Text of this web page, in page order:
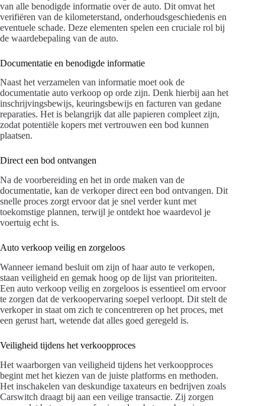
van alle benodigde informatie over de auto. Dit omvat het
verifiëren van de kilometerstand, onderhoudsgeschiedenis en
eventuele schade. Deze elementen spelen een cruciale rol bij
de waardebepaling van de auto.
Documentatie en benodigde informatie
Naast het verzamelen van informatie moet ook de
documentatie auto verkoop op orde zijn. Denk hierbij aan het
inschrijvingsbewijs, keuringsbewijs en facturen van gedane
reparaties. Het is belangrijk dat alle papieren compleet zijn,
zodat potentiële kopers met vertrouwen een bod kunnen
plaatsen.
Direct een bod ontvangen
Na de voorbereiding en het in orde maken van de
documentatie, kan de verkoper direct een bod ontvangen. Dit
snelle proces zorgt ervoor dat je snel verder kunt met
toekomstige plannen, terwijl je ontdekt hoe waardevol je
voertuig echt is.
Auto verkoop veilig en zorgeloos
Wanneer iemand besluit om zijn of haar auto te verkopen,
staan veiligheid en gemak hoog op de lijst van prioriteiten.
Een auto verkoop veilig en zorgeloos is essentieel om ervoor
te zorgen dat de verkoopervaring soepel verloopt. Dit stelt de
verkoper in staat om zich te concentreren op het proces, met
een gerust hart, wetende dat alles goed geregeld is.
Veiligheid tijdens het verkoopproces
Het waarborgen van veiligheid tijdens het verkoopproces
begint met het kiezen van de juiste platforms en methoden.
Het inschakelen van deskundige taxateurs en bedrijven zoals
Carswitch draagt bij aan een veilige transactie. Zij zorgen